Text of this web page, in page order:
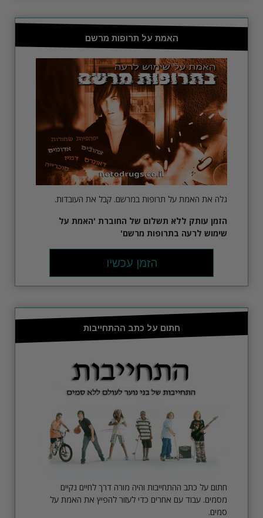
האמת על תרופות מרשם
גלה את האמת על תרופות במרשם. קבל את העובדות.
הזמן עותק ללא תשלום של החוברת 'האמת על
שימוש לרעה בתרופות מרשם'
הזמן עכשיו
חתום על כתב ההתחייבות
חתום על כתב ההתחייבות והיה מורה דרך לחיים נקיים
מסמים. עבוד עם אחרים כדי לעזור להפיץ את האמת על
סמים.